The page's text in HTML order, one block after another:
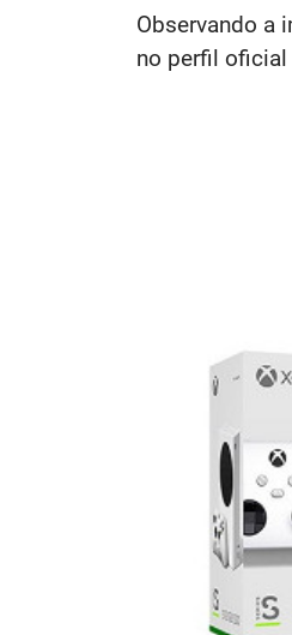
Observando a
no perfil oficial